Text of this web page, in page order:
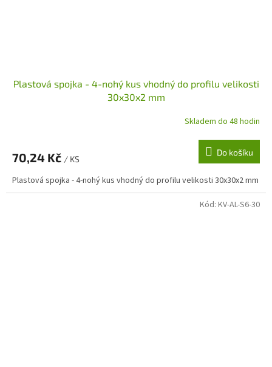
Plastová spojka - 4-nohý kus vhodný do profilu velikosti
30x30x2 mm
Skladem do 48 hodin
70,24 Kč / KS
Do košíku
Plastová spojka - 4-nohý kus vhodný do profilu velikosti 30x30x2 mm
Kód: KV-AL-S6-30